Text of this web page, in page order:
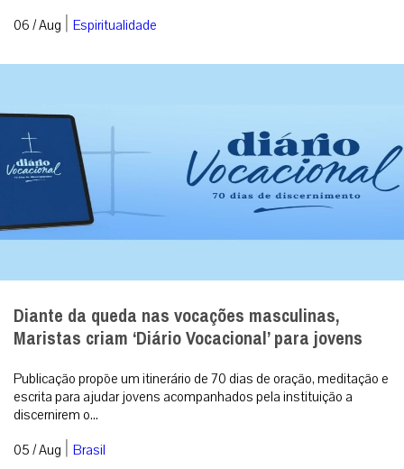
06 / Aug | Espiritualidade
Diante da queda nas vocações masculinas,
Maristas criam ‘Diário Vocacional’ para jovens
Publicação propõe um itinerário de 70 dias de oração, meditação e
escrita para ajudar jovens acompanhados pela instituição a
discernirem o...
05 / Aug | Brasil